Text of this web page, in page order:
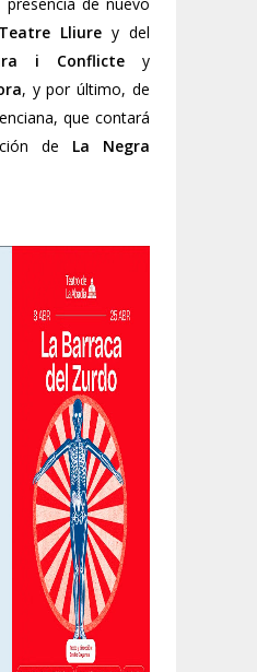
Teatre Lliurey del
i Conflicte y
, y por último, de
que contará
de La Negra